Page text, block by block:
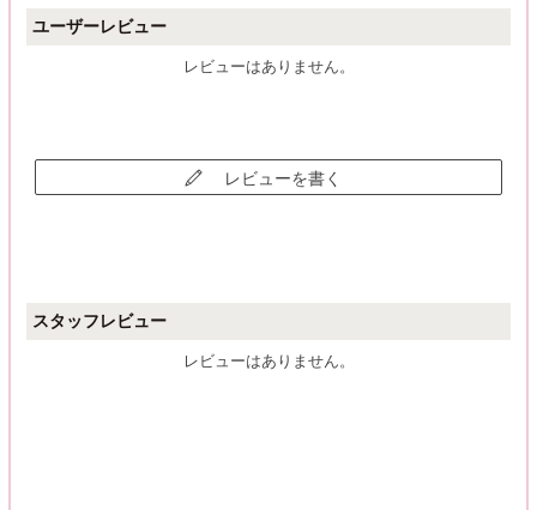
ユーザーレビュー
レビューはありません。
レビューを書く
スタッフレビュー
レビューはありません。